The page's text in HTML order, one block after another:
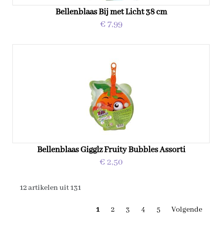
Bellenblaas Bij met Licht 38 cm
€ 7,99
Bellenblaas Gigglz Fruity Bubbles Assorti
€ 2,50
12 artikelen uit 131
1 2 3 4 5 Volgende